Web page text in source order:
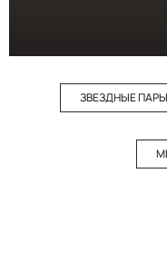
ЗВЕЗДНЫЕ ПАРЫ